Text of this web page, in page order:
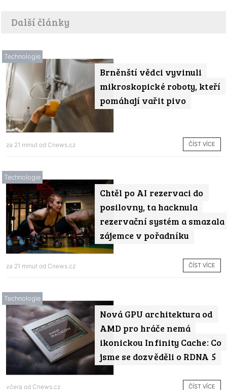
Další články
Brněnští vědci vyvinuli
mikroskopické roboty, kteří
pomáhají vařit pivo
Technologie
za 21 minut od Cnews.cz ČÍST VÍCE
Chtěl po AI rezervaci do
posilovny, ta hacknula
rezervační systém a smazala
zájemce v pořadníku
Technologie
za 21 minut od Cnews.cz ČÍST VÍCE
Nová GPU architektura od
AMD pro hráče nemá
ikonickou Infinity Cache: Co
jsme se dozvěděli o RDNA 5
Technologie
včera od Cnews.cz ČÍST VÍCE